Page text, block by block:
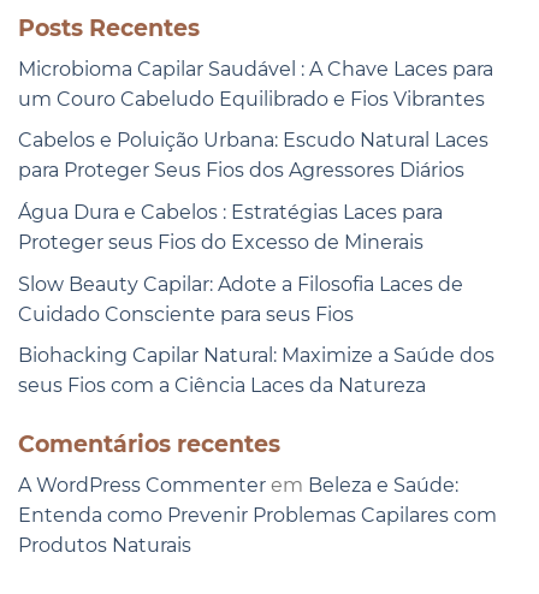
Posts Recentes
Microbioma Capilar Saudável : A Chave Laces para
um Couro Cabeludo Equilibrado e Fios Vibrantes
Cabelos e Poluição Urbana: Escudo Natural Laces
para Proteger Seus Fios dos Agressores Diários
Água Dura e Cabelos : Estratégias Laces para
Proteger seus Fios do Excesso de Minerais
Slow Beauty Capilar: Adote a Filosofia Laces de
Cuidado Consciente para seus Fios
Biohacking Capilar Natural: Maximize a Saúde dos
seus Fios com a Ciência Laces da Natureza
Comentários recentes
A WordPress Commenter em Beleza e Saúde:
Entenda como Prevenir Problemas Capilares com
Produtos Naturais